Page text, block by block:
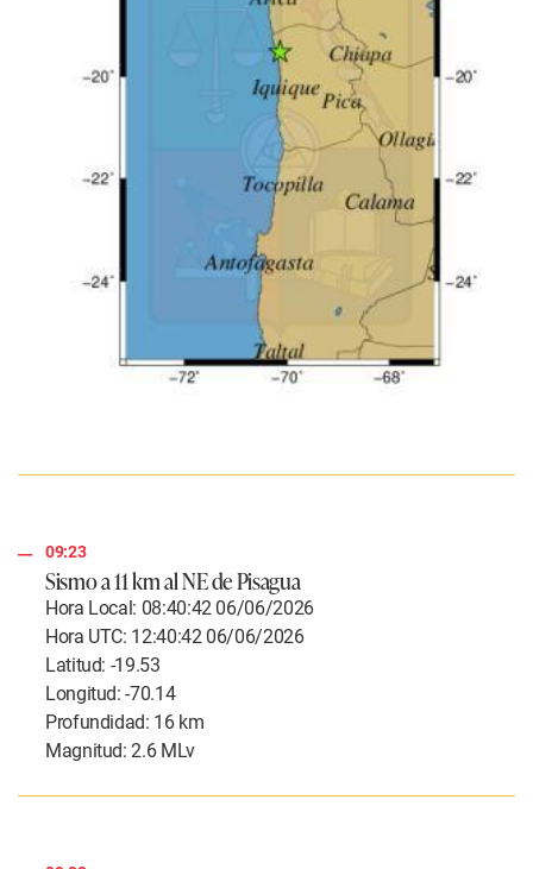
09:23
Sismo a 11 km al NE de Pisagua
Hora Local: 08:40:42 06/06/2026
Hora UTC: 12:40:42 06/06/2026
Latitud: -19.53
Longitud: -70.14
Profundidad: 16 km
Magnitud: 2.6 MLv